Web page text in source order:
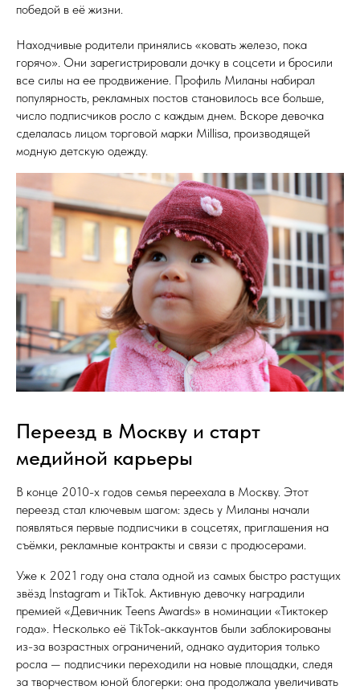
победой в её жизни.
Находчивые родители принялись «ковать железо, пока
горячо». Они зарегистрировали дочку в соцсети и бросили
все силы на ее продвижение. Профиль Миланы набирал
популярность, рекламных постов становилось все больше,
число подписчиков росло с каждым днем. Вскоре девочка
сделалась лицом торговой марки Millisa, производящей
модную детскую одежду.
Переезд в Москву и старт
медийной карьеры
В конце 2010-х годов семья переехала в Москву. Этот
переезд стал ключевым шагом: здесь у Миланы начали
появляться первые подписчики в соцсетях, приглашения на
съёмки, рекламные контракты и связи с продюсерами.
Уже к 2021 году она стала одной из самых быстро растущих
звёзд Instagram и TikTok. Активную девочку наградили
премией «Девичник Teens Awards» в номинации «Тиктокер
года». Несколько её TikTok-аккаунтов были заблокированы
из-за возрастных ограничений, однако аудитория только
росла — подписчики переходили на новые площадки, следя
за творчеством юной блогерки: она продолжала увеличивать